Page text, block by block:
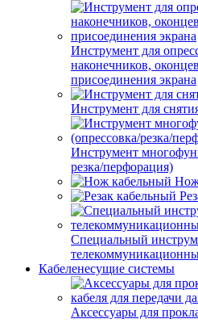
Инструмент для
наконечников,
присоединения экрана
Инструмент для
Инструмент
резка/перфорация)
Нож
Специальный
Кабеленесущие системы
Аксессуары для